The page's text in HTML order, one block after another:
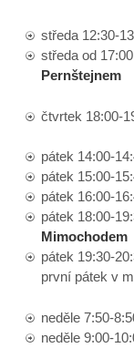
středa 12:30-
středa od
Pernštejnem
čtvrtek 18:00-
pátek 14:00-
pátek 15:00-
pátek 16:00-
pátek 18:00-
Mimochodem
pátek 19:30-
první pátek v
neděle 7:50-
neděle 9:00-